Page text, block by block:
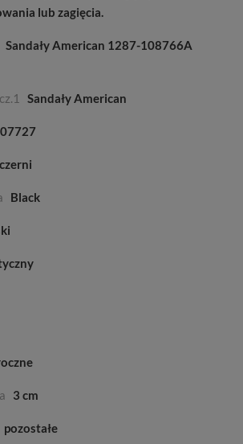
lub zagięcia.
Sandały American 1287-108766A
Sandały American
Black
3 cm
pozostałe